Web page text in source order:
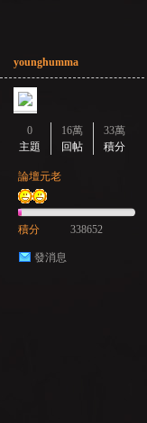
younghumma
0
主題
16萬
回帖
33萬
積分
論壇元老
積分 338652
發消息